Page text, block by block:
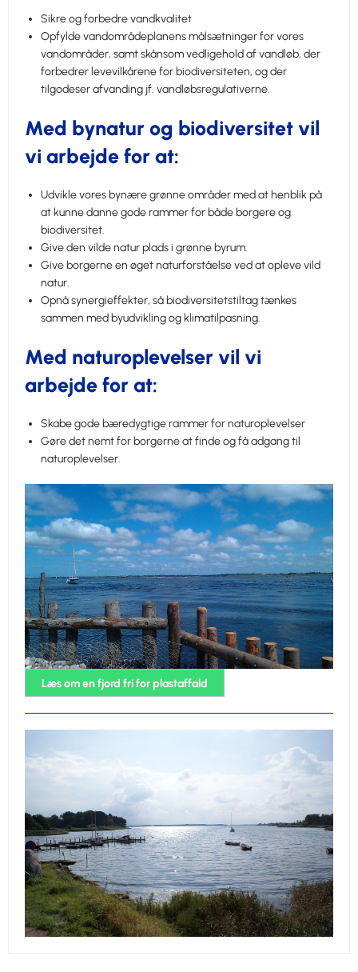
Sikre og forbedre vandkvalitet
Opfylde vandområdeplanens målsætninger for vores
vandområder, samt skånsom vedligehold af vandløb, der
forbedrer levevilkårene for biodiversiteten, og der
tilgodeser afvanding jf. vandløbsregulativerne.
Med bynatur og biodiversitet vil
vi arbejde for at:
Udvikle vores bynære grønne områder med at henblik på
at kunne danne gode rammer for både borgere og
biodiversitet.
Give den vilde natur plads i grønne byrum.
Give borgerne en øget naturforståelse ved at opleve vild
natur.
Opnå synergieffekter, så biodiversitetstiltag tænkes
sammen med byudvikling og klimatilpasning.
Med naturoplevelser vil vi
arbejde for at:
Skabe gode bæredygtige rammer for naturoplevelser
Gøre det nemt for borgerne at finde og få adgang til
naturoplevelser.
Læs om en fjord fri for plastaffald